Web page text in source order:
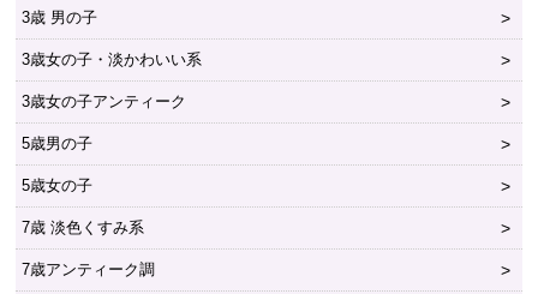
3歳 男の子
3歳女の子・淡かわいい系
3歳女の子アンティーク
5歳男の子
5歳女の子
7歳 淡色くすみ系
7歳アンティーク調